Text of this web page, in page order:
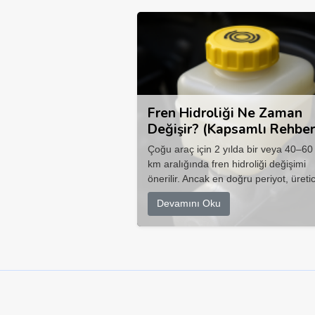
Fren Hidroliği Ne Zaman
Değişir? (Kapsamlı
Çoğu araç için 2 yılda bir veya
km aralığında fren hidroliği değişimi
önerilir. Ancak en doğru periyot,
Devamını Oku